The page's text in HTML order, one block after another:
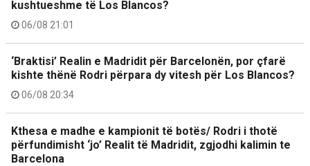
kushtueshme të Los Blancos?
06/08 21:01
‘Braktisi’ Realin e Madridit për Barcelonën, por çfarë
kishte thënë Rodri përpara dy vitesh për Los Blancos?
06/08 20:34
Kthesa e madhe e kampionit të botës/ Rodri i thotë
përfundimisht ‘jo’ Realit të Madridit, zgjodhi kalimin te
Barcelona